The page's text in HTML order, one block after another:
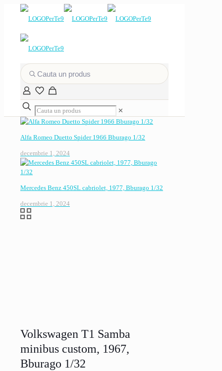
✕
Alfa Romeo Duetto Spider 1966 Bburago 1/32
decembrie 1, 2024
Mercedes Benz 450SL cabriolet, 1977, Bburago 1/32
decembrie 1, 2024
Volkswagen T1 Samba
minibus custom, 1967,
Bburago 1/32